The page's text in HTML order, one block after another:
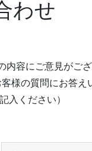
わせ
容にご意見がご
様の質問にお答え
入ください）